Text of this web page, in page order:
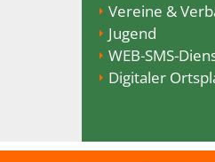
Vereine &
Jugend
WEB-SMS-
Digitaler